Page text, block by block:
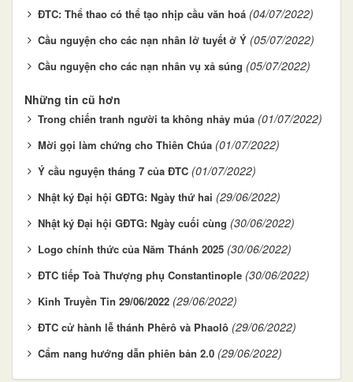
ĐTC: Thể thao có thể tạo nhịp cầu văn hoá (04/07/2022)
Cầu nguyện cho các nạn nhân lở tuyết ở Ý (05/07/2022)
Cầu nguyện cho các nạn nhân vụ xả súng (05/07/2022)
Những tin cũ hơn
Trong chiến tranh người ta không nhảy múa (01/07/2022)
Mời gọi làm chứng cho Thiên Chúa (01/07/2022)
Ý cầu nguyện tháng 7 của ĐTC (01/07/2022)
Nhật ký Đại hội GĐTG: Ngày thứ hai (29/06/2022)
Nhật ký Đại hội GĐTG: Ngày cuối cùng (30/06/2022)
Logo chính thức của Năm Thánh 2025 (30/06/2022)
ĐTC tiếp Toà Thượng phụ Constantinople (30/06/2022)
Kinh Truyền Tin 29/06/2022 (29/06/2022)
ĐTC cử hành lễ thánh Phêrô và Phaolô (29/06/2022)
Cẩm nang hướng dẫn phiên bản 2.0 (29/06/2022)